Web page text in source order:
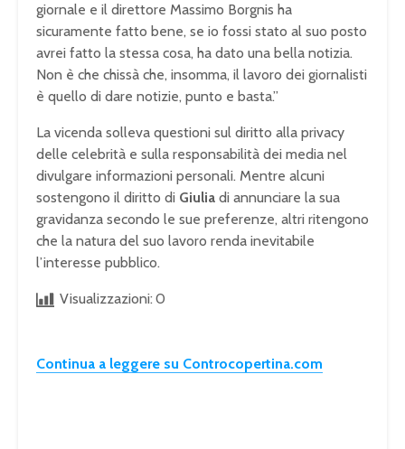
giornale e il direttore Massimo Borgnis ha
sicuramente fatto bene, se io fossi stato al suo posto
avrei fatto la stessa cosa, ha dato una bella notizia.
Non è che chissà che, insomma, il lavoro dei giornalisti
è quello di dare notizie, punto e basta.”
La vicenda solleva questioni sul diritto alla privacy
delle celebrità e sulla responsabilità dei media nel
divulgare informazioni personali. Mentre alcuni
sostengono il diritto di Giulia di annunciare la sua
gravidanza secondo le sue preferenze, altri ritengono
che la natura del suo lavoro renda inevitabile
l’interesse pubblico.
Visualizzazioni: 0
Continua a leggere su Controcopertina.com